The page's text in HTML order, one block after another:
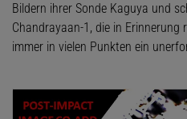
Bildern ihrer Sonde Kaguya und
Chandrayaan-1, die in Erinnerung
immer in vielen Punkten ein